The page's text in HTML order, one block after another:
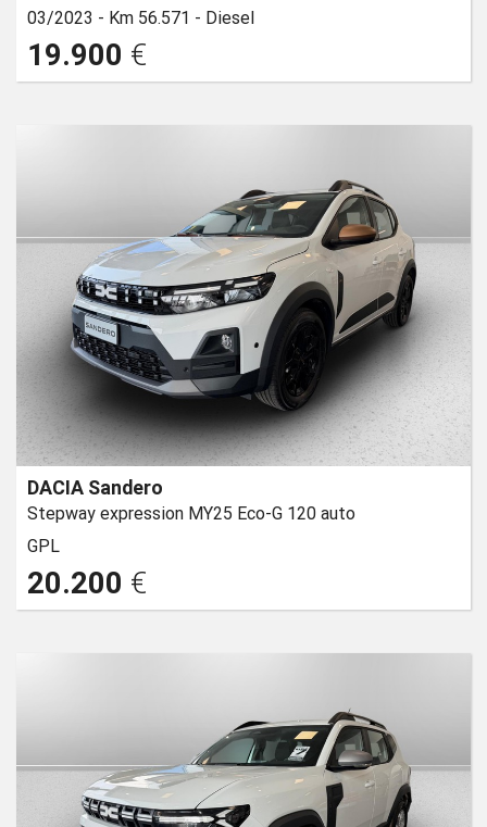
03/2023 - Km 56.571 - Diesel
19.900 €
DACIA Sandero
Stepway expression MY25 Eco-G 120 auto
GPL
20.200 €